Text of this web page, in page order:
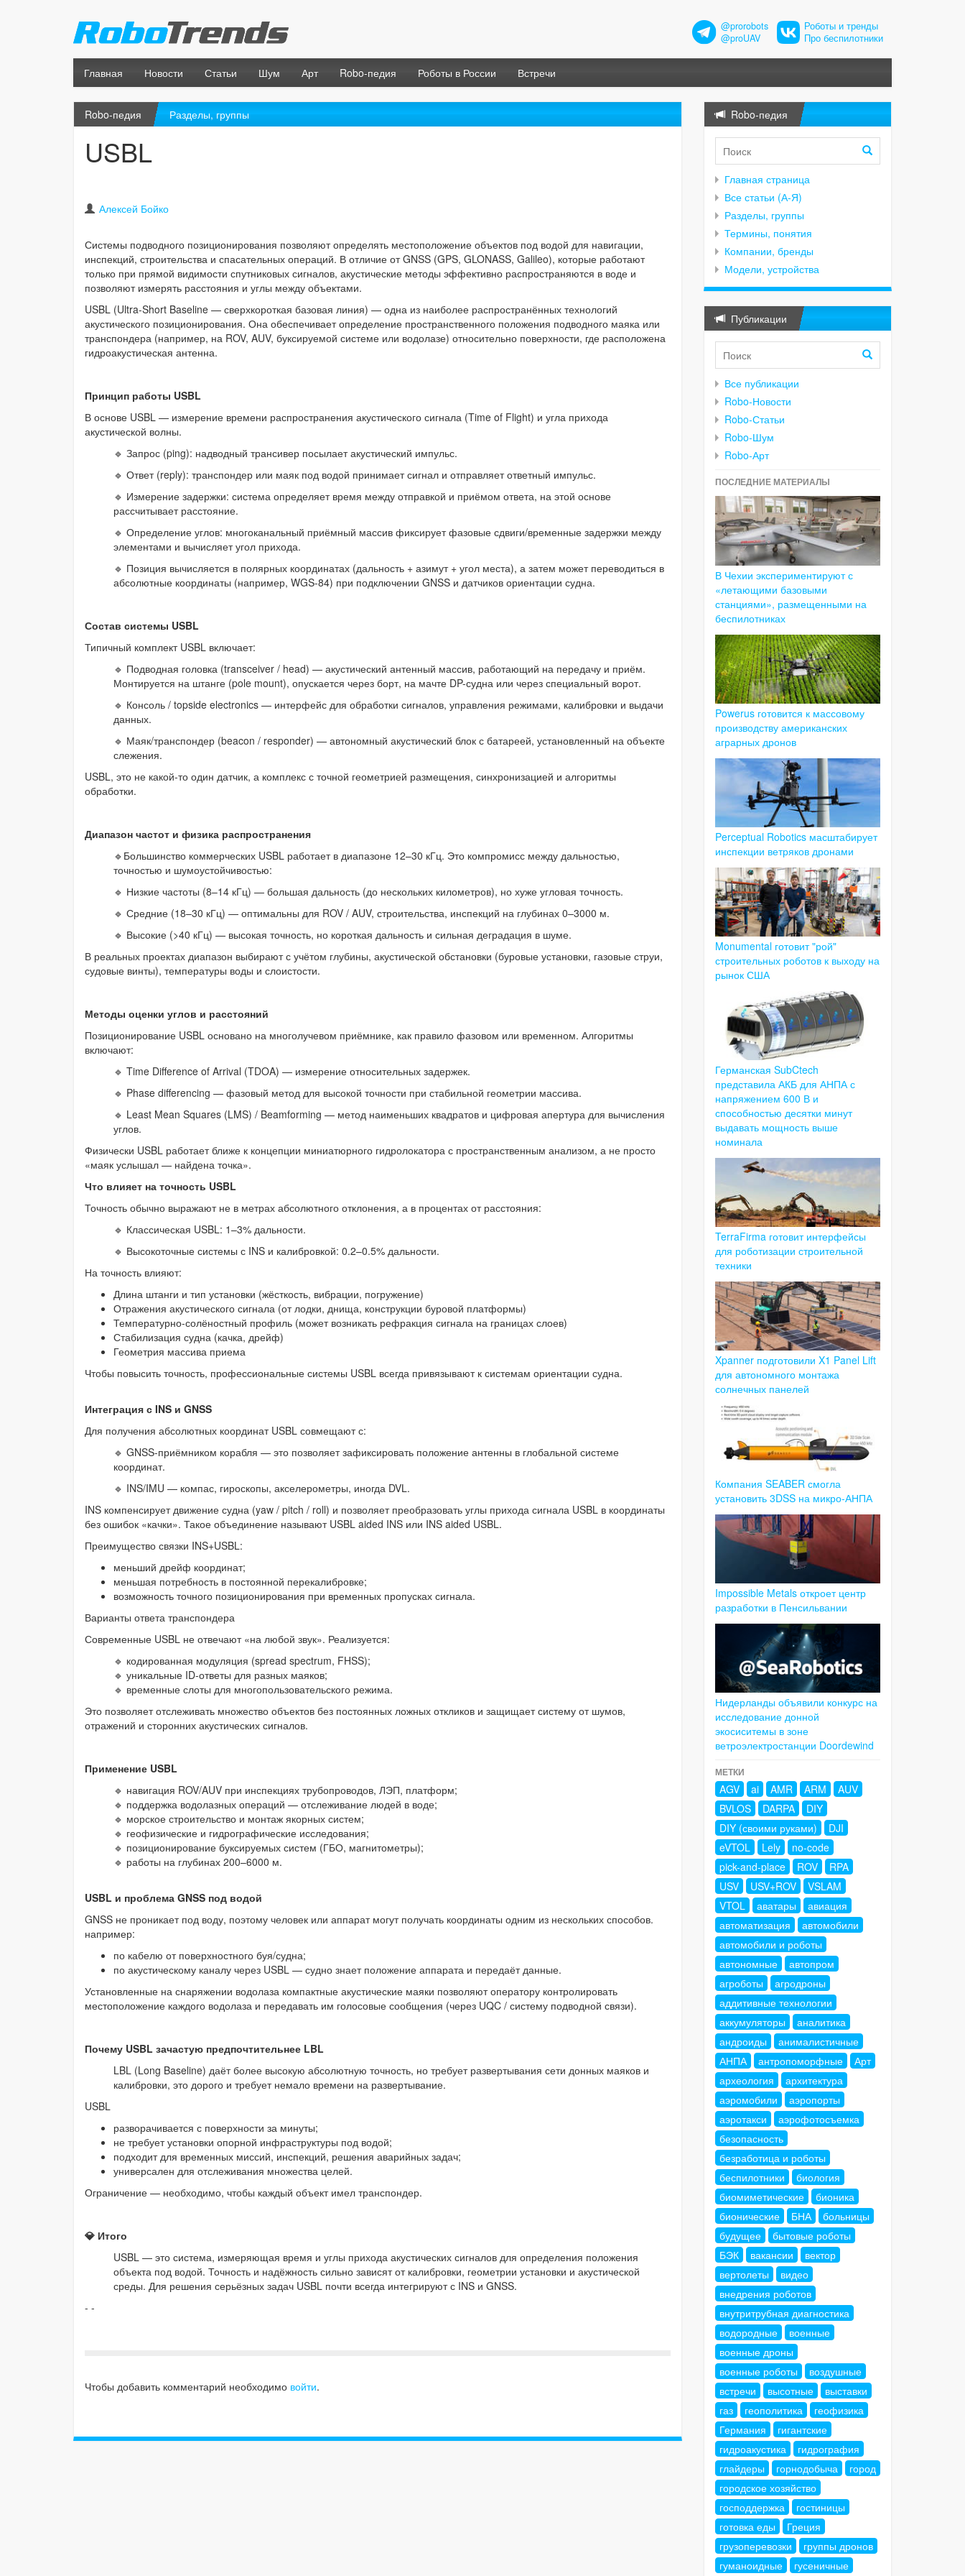
@prorobots
@proUAV
Роботы и тренды
Про беспилотники
Главная Новости Статьи Шум Арт Robo-педия Роботы в России Встречи
Robo-педия Разделы, группы
USBL
Алексей Бойко
Системы подводного позиционирования позволяют определять местоположение объектов под водой для навигации,
инспекций, строительства и спасательных операций. В отличие от GNSS (GPS, GLONASS, Galileo), которые работают
только при прямой видимости спутниковых сигналов, акустические методы эффективно распространяются в воде и
позволяют измерять расстояния и углы между объектами.
USBL (Ultra-Short Baseline — сверхкороткая базовая линия) — одна из наиболее распространённых технологий
акустического позиционирования. Она обеспечивает определение пространственного положения подводного маяка или
транспондера (например, на ROV, AUV, буксируемой системе или водолазе) относительно поверхности, где расположена
гидроакустическая антенна.
Принцип работы USBL
В основе USBL — измерение времени распространения акустического сигнала (Time of Flight) и угла прихода
акустической волны.
🔹 Запрос (ping): надводный трансивер посылает акустический импульс.
🔹 Ответ (reply): транспондер или маяк под водой принимает сигнал и отправляет ответный импульс.
🔹 Измерение задержки: система определяет время между отправкой и приёмом ответа, на этой основе
рассчитывает расстояние.
🔹 Определение углов: многоканальный приёмный массив фиксирует фазовые сдвиги/временные задержки между
элементами и вычисляет угол прихода.
🔹 Позиция вычисляется в полярных координатах (дальность + азимут + угол места), а затем может переводиться в
абсолютные координаты (например, WGS-84) при подключении GNSS и датчиков ориентации судна.
Состав системы USBL
Типичный комплект USBL включает:
🔹 Подводная головка (transceiver / head) — акустический антенный массив, работающий на передачу и приём.
Монтируется на штанге (pole mount), опускается через борт, на мачте DP-судна или через специальный ворот.
🔹 Консоль / topside electronics — интерфейс для обработки сигналов, управления режимами, калибровки и выдачи
данных.
🔹 Маяк/транспондер (beacon / responder) — автономный акустический блок с батареей, установленный на объекте
слежения.
USBL, это не какой-то один датчик, а комплекс с точной геометрией размещения, синхронизацией и алгоритмы
обработки.
Диапазон частот и физика распространения
🔹Большинство коммерческих USBL работает в диапазоне 12–30 кГц. Это компромисс между дальностью,
точностью и шумоустойчивостью:
🔹 Низкие частоты (8–14 кГц) — большая дальность (до нескольких километров), но хуже угловая точность.
🔹 Средние (18–30 кГц) — оптимальны для ROV / AUV, строительства, инспекций на глубинах 0–3000 м.
🔹 Высокие (>40 кГц) — высокая точность, но короткая дальность и сильная деградация в шуме.
В реальных проектах диапазон выбирают с учётом глубины, акустической обстановки (буровые установки, газовые струи,
судовые винты), температуры воды и слоистости.
Методы оценки углов и расстояний
Позиционирование USBL основано на многолучевом приёмнике, как правило фазовом или временном. Алгоритмы
включают:
🔹 Time Difference of Arrival (TDOA) — измерение относительных задержек.
🔹 Phase differencing — фазовый метод для высокой точности при стабильной геометрии массива.
🔹 Least Mean Squares (LMS) / Beamforming — метод наименьших квадратов и цифровая апертура для вычисления
углов.
Физически USBL работает ближе к концепции миниатюрного гидролокатора с пространственным анализом, а не просто
«маяк услышал — найдена точка».
Что влияет на точность USBL
Точность обычно выражают не в метрах абсолютного отклонения, а в процентах от расстояния:
🔹 Классическая USBL: 1–3% дальности.
🔹 Высокоточные системы с INS и калибровкой: 0.2–0.5% дальности.
На точность влияют:
Длина штанги и тип установки (жёсткость, вибрации, погружение)
Отражения акустического сигнала (от лодки, днища, конструкции буровой платформы)
Температурно-солёностный профиль (может возникать рефракция сигнала на границах слоев)
Стабилизация судна (качка, дрейф)
Геометрия массива приема
Чтобы повысить точность, профессиональные системы USBL всегда привязывают к системам ориентации судна.
Интеграция с INS и GNSS
Для получения абсолютных координат USBL совмещают с:
🔹 GNSS-приёмником корабля — это позволяет зафиксировать положение антенны в глобальной системе
координат.
🔹 INS/IMU — компас, гироскопы, акселерометры, иногда DVL.
INS компенсирует движение судна (yaw / pitch / roll) и позволяет преобразовать углы прихода сигнала USBL в координаты
без ошибок «качки». Такое объединение называют USBL aided INS или INS aided USBL.
Преимущество связки INS+USBL:
меньший дрейф координат;
меньшая потребность в постоянной перекалибровке;
возможность точного позиционирования при временных пропусках сигнала.
Варианты ответа транспондера
Современные USBL не отвечают «на любой звук». Реализуется:
🔹 кодированная модуляция (spread spectrum, FHSS);
🔹 уникальные ID-ответы для разных маяков;
🔹 временные слоты для многопользовательского режима.
Это позволяет отслеживать множество объектов без постоянных ложных откликов и защищает систему от шумов,
отражений и сторонних акустических сигналов.
Применение USBL
🔹 навигация ROV/AUV при инспекциях трубопроводов, ЛЭП, платформ;
🔹 поддержка водолазных операций — отслеживание людей в воде;
🔹 морское строительство и монтаж якорных систем;
🔹 геофизические и гидрографические исследования;
🔹 позиционирование буксируемых систем (ГБО, магнитометры);
🔹 работы на глубинах 200–6000 м.
USBL и проблема GNSS под водой
GNSS не проникает под воду, поэтому человек или аппарат могут получать координаты одним из нескольких способов.
например:
по кабелю от поверхностного буя/судна;
по акустическому каналу через USBL — судно знает положение аппарата и передаёт данные.
Установленные на снаряжении водолаза компактные акустические маяки позволяют оператору контролировать
местоположение каждого водолаза и передавать им голосовые сообщения (через UQC / систему подводной связи).
Почему USBL зачастую предпочтительнее LBL
LBL (Long Baseline) даёт более высокую абсолютную точность, но требует развертывания сети донных маяков и
калибровки, это дорого и требует немало времени на развертывание.
USBL
разворачивается с поверхности за минуты;
не требует установки опорной инфраструктуры под водой;
подходит для временных миссий, инспекций, решения аварийных задач;
универсален для отслеживания множества целей.
Ограничение — необходимо, чтобы каждый объект имел транспондер.
💎 Итого
USBL — это система, измеряющая время и углы прихода акустических сигналов для определения положения
объекта под водой. Точность и надёжность сильно зависят от калибровки, геометрии установки и акустической
среды. Для решения серьёзных задач USBL почти всегда интегрируют с INS и GNSS.
- -
Чтобы добавить комментарий необходимо войти.
Robo-педия
Главная страница
Все статьи (А-Я)
Разделы, группы
Термины, понятия
Компании, бренды
Модели, устройства
Публикации
Все публикации
Robo-Новости
Robo-Статьи
Robo-Шум
Robo-Арт
ПОСЛЕДНИЕ МАТЕРИАЛЫ
В Чехии экспериментируют с
«летающими базовыми
станциями», размещенными на
беспилотниках
Powerus готовится к массовому
производству американских
аграрных дронов
Perceptual Robotics масштабирует
инспекции ветряков дронами
Monumental готовит "рой"
строительных роботов к выходу на
рынок США
Германская SubCtech
представила АКБ для АНПА с
напряжением 600 В и
способностью десятки минут
выдавать мощность выше
номинала
TerraFirma готовит интерфейсы
для роботизации строительной
техники
Xpanner подготовили X1 Panel Lift
для автономного монтажа
солнечных панелей
Компания SEABER смогла
установить 3DSS на микро-АНПА
Impossible Metals откроет центр
разработки в Пенсильвании
Нидерланды объявили конкурс на
исследование донной
экосиситемы в зоне
ветроэлектростанции Doordewind
МЕТКИ
AGV ai AMR ARM
AUV
BVLOS
DARPA
DIY
DIY (своими руками)
DJI
eVTOL
Lely
no-code
pick-and-place
ROV
RPA
USV
USV+ROV
VSLAM
VTOL
аватары
авиация
автоматизация
автомобили
автомобили и роботы
автономные
автопром
агроботы
агродроны
аддитивные технологии
аккумуляторы
аналитика
андроиды
анималистичные
АНПА
антропоморфные
Арт
археология
архитектура
аэромобили
аэропорты
аэротакси
аэрофотосъемка
безопасность
безработица и роботы
беспилотники
биология
биомиметические
бионика
бионические
БНА
больницы
будущее
бытовые роботы
БЭК
вакансии
вектор
вертолеты
видео
внедрения роботов
внутритрубная диагностика
водородные
военные
военные дроны
военные роботы
воздушные
встречи
высотные
выставки
газ
геополитика
геофизика
Германия
гигантские
гидроакустика
гидрография
глайдеры
горнодобыча
город
городское хозяйство
господдержка
гостиницы
готовка еды
Греция
грузоперевозки
группы дронов
гуманоидные
гусеничные